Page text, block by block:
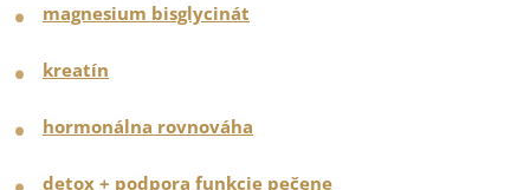
magnesium bisglycinát
kreatín
hormonálna rovnováha
detox + podpora funkcie pečene